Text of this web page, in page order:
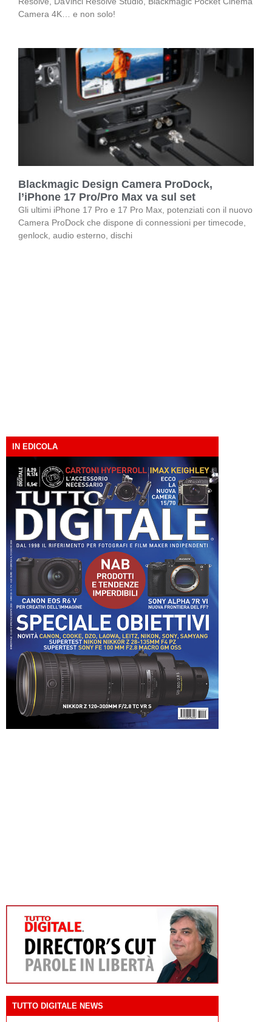
Camera 4K… e non solo!
Blackmagic Design Camera ProDock,
l’iPhone 17 Pro/Pro Max va sul set
Gli ultimi iPhone 17 Pro e 17 Pro Max, potenziati con il nuovo
Camera ProDock che dispone di connessioni per timecode,
genlock, audio esterno, dischi
IN EDICOLA
TUTTO DIGITALE NEWS